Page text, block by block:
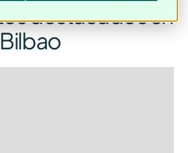
destacados en
Bilbao